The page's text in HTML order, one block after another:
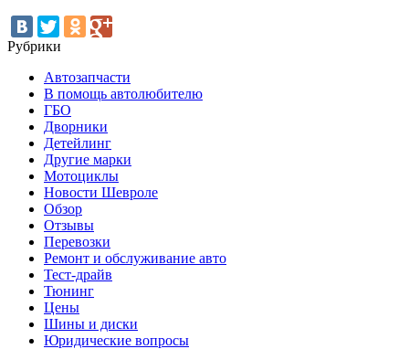
Рубрики
Автозапчасти
В помощь автолюбителю
ГБО
Дворники
Детейлинг
Другие марки
Мотоциклы
Новости Шевроле
Обзор
Отзывы
Перевозки
Ремонт и обслуживание авто
Тест-драйв
Тюнинг
Цены
Шины и диски
Юридические вопросы